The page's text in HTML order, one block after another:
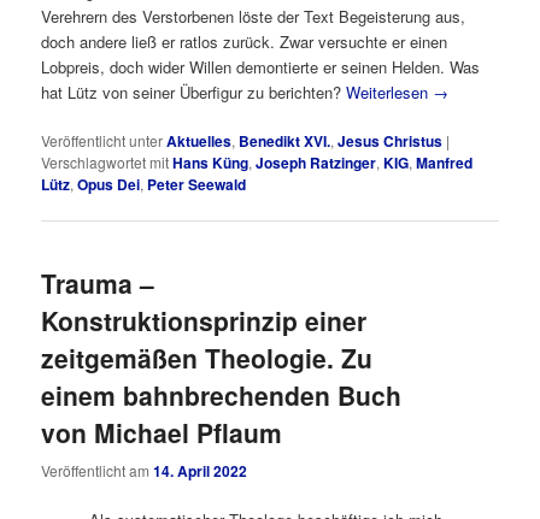
Verehrern des Verstorbenen löste der Text Begeisterung aus,
doch andere ließ er ratlos zurück. Zwar versuchte er einen
Lobpreis, doch wider Willen demontierte er seinen Helden. Was
hat Lütz von seiner Überfigur zu berichten?Weiterlesen →
Veröffentlicht unterAktuelles, Benedikt XVI.,Jesus Christus |
Verschlagwortet mitHans Küng,Joseph Ratzinger,KIG,Manfred
Lütz,Opus Dei, Peter Seewald
Trauma –
Konstruktionsprinzip einer
zeitgemäßen Theologie. Zu
einem bahnbrechenden Buch
von Michael Pflaum
Veröffentlicht am14. April 2022